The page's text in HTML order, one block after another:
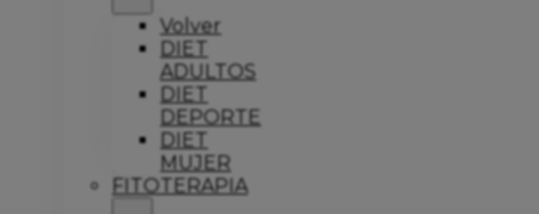
Volver
DIET
ADULTOS
DIET
DEPORTE
DIET
MUJER
FITOTERAPIA